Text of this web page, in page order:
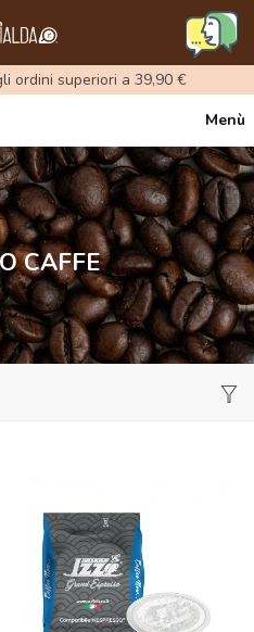
ordini superiori a 39,90 €
Menù
CAFFE